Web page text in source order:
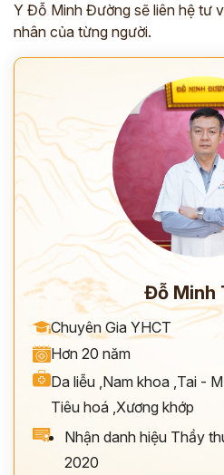
Y Đỗ Minh Đường sẽ liên hệ tư
nhân của từng người.
Đỗ Minh
Chuyên Gia YHCT
Hơn 20 năm
Da liễu ,Nam khoa ,Tai -
Tiêu hoá ,Xương khớp
Nhận danh hiệu Thầy
2020